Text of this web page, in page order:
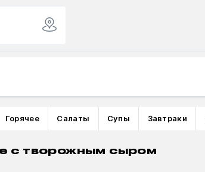
Горячее Салаты Супы Завтраки
с творожным сыром